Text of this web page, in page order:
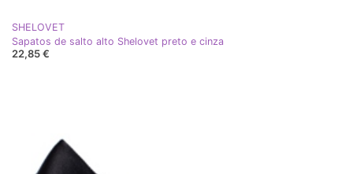
SHELOVET
Sapatos de salto alto Shelovet preto e cinza
22,85 €